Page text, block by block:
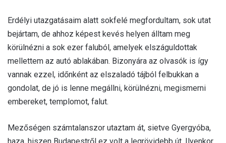
Erdélyi utazgatásaim alatt sokfelé megfordultam, sok utat
bejártam, de ahhoz képest kevés helyen álltam meg
körülnézni a sok ezer faluból, amelyek elszáguldottak
mellettem az autó ablakában. Bizonyára az olvasók is így
vannak ezzel, időnként az elszaladó tájból felbukkan a
gondolat, de jó is lenne megállni, körülnézni, megismerni
embereket, templomot, falut.
Mezőségen számtalanszor utaztam át, sietve Gyergyóba,